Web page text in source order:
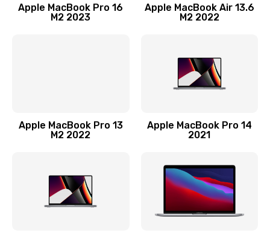
2900 руб.
Ремонт блока управления
Apple MacBook Pro 16
M2 2023
Apple MacBook Air 13.6
M2 2022
Apple MacBook Pro 13
M2 2022
Apple MacBook Pro 14
2021